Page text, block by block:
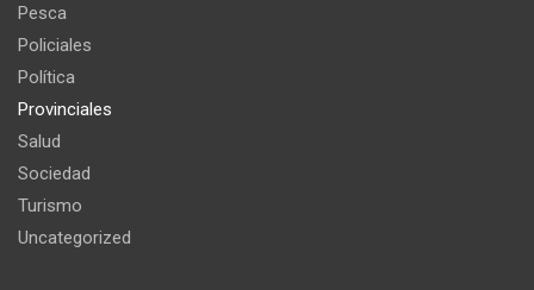
Pesca
Policiales
Política
Provinciales
Salud
Sociedad
Turismo
Uncategorized